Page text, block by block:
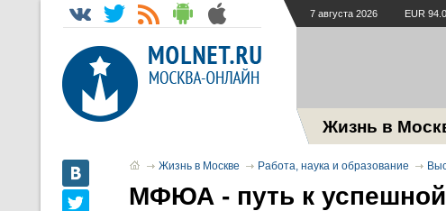
7 августа 2026 EUR
Жизнь в
Жизнь в Москве Работа, наука и образование
МФЮА - путь к успешной